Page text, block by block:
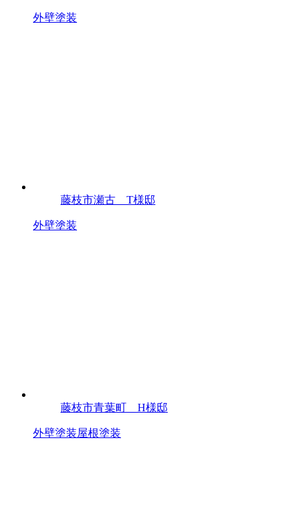
外壁塗装
藤枝市瀬古 T様邸
外壁塗装
藤枝市青葉町 H様邸
外壁塗装屋根塗装